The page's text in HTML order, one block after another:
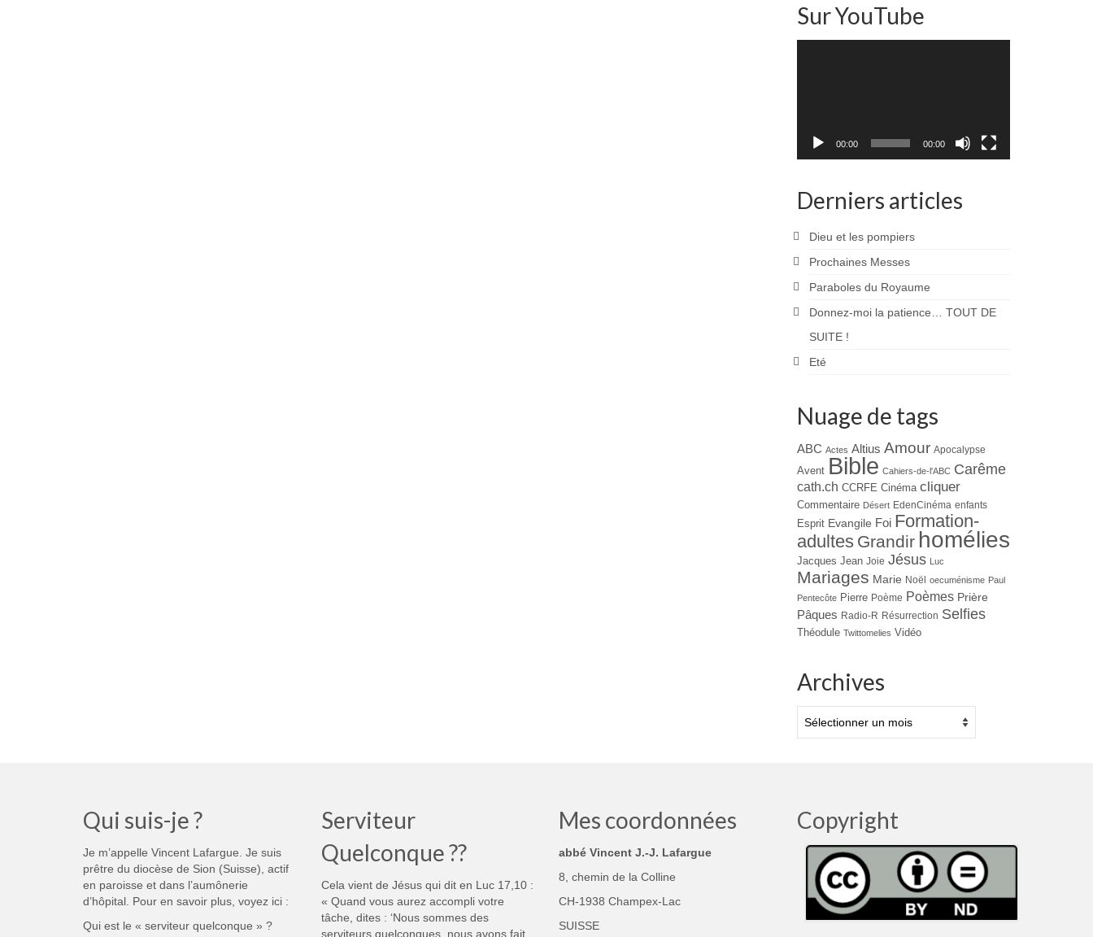
Sur YouTube
00:00 00:00
Derniers articles
Dieu et les pompiers
Prochaines Messes
Paraboles du Royaume
Donnez-moi la patience… TOUT DE
SUITE !
Eté
Nuage de tags
ABC Actes Altius Amour Apocalypse
Avent Bible Cahiers-de-l'ABC Carême
cath.ch CCRFE Cinéma cliquer
Commentaire Désert EdenCinéma enfants
Esprit Evangile Foi Formation-
adultes Grandir homélies
Jacques Jean Joie Jésus Luc
Mariages Marie Noël oecuménisme Paul
Pentecôte Pierre Poème Poèmes Prière
Pâques Radio-R Résurrection Selfies
Théodule Twittomelies Vidéo
Archives
Qui suis-je ?
Je m’appelle Vincent Lafargue. Je suis
prêtre du diocèse de Sion (Suisse), actif
en paroisse et dans l’aumônerie
d’hôpital. Pour en savoir plus, voyez ici :
Qui est le « serviteur quelconque » ?
Serviteur
Quelconque ??
Cela vient de Jésus qui dit en Luc 17,10 :
« Quand vous aurez accompli votre
tâche, dites : ‘Nous sommes des
serviteurs quelconques, nous avons fait
Mes coordonnées
abbé Vincent J.-J. Lafargue
8, chemin de la Colline
CH-1938 Champex-Lac
SUISSE
Copyright